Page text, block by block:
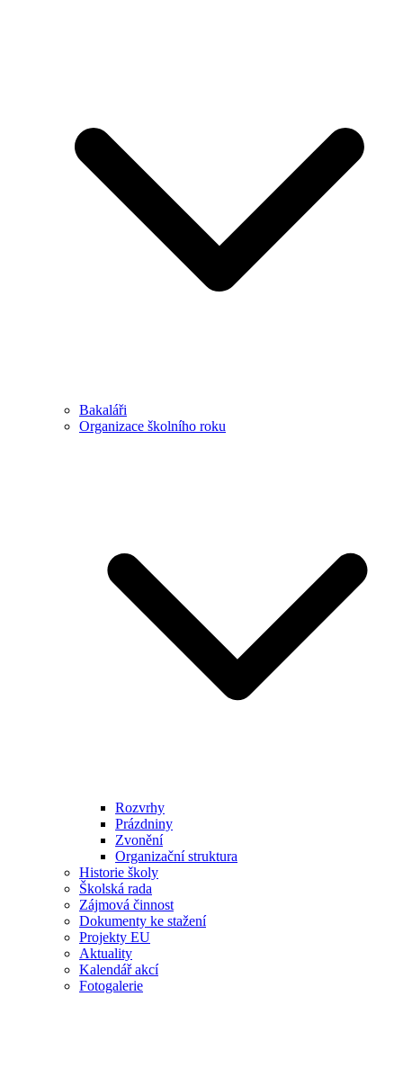
Bakaláři
Organizace školního roku
Rozvrhy
Prázdniny
Zvonění
Organizační struktura
Historie školy
Školská rada
Zájmová činnost
Dokumenty ke stažení
Projekty EU
Aktuality
Kalendář akcí
Fotogalerie